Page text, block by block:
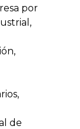
por
de